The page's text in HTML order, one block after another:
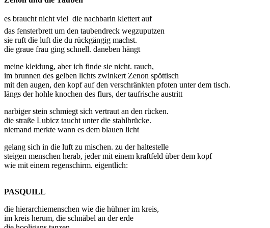
es braucht nicht viel  die nachbarin klettert auf
das fensterbrett um den taubendreck wegzuputzen
sie ruft die luft die du rückgängig machst.
die graue frau ging schnell. daneben hängt
meine kleidung, aber ich finde sie nicht. rauch,
im brunnen des gelben lichts zwinkert Zenon spöttisch
mit den augen, den kopf auf den verschränkten pfoten unter dem tisch.
längs der hohle knochen des flurs, der taufrische austritt
narbiger stein schmiegt sich vertraut an den rücken.
die straße Lubicz taucht unter die stahlbrücke.
niemand merkte wann es dem blauen licht
gelang sich in die luft zu mischen. zu der haltestelle
steigen menschen herab, jeder mit einem kraftfeld über dem kopf
wie mit einem regenschirm. eigentlich:
PASQUILL
die hierarchiemenschen wie die hühner im kreis,
im kreis herum, die schnäbel an der erde